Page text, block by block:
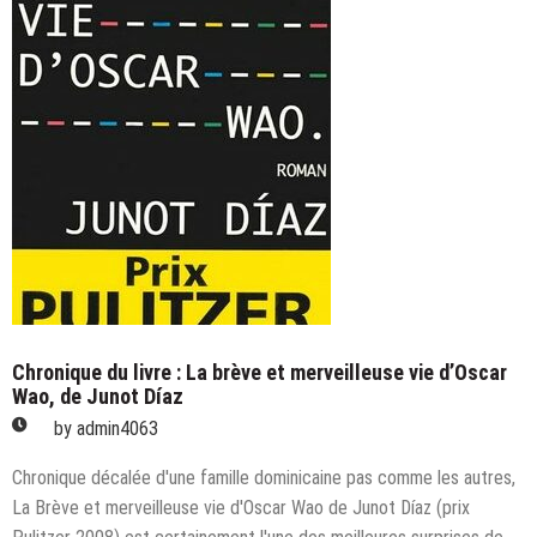
Chronique du livre : La brève et merveilleuse vie d’Oscar
Wao, de Junot Díaz
by admin4063
Chronique décalée d'une famille dominicaine pas comme les autres,
La Brève et merveilleuse vie d'Oscar Wao de Junot Díaz (prix